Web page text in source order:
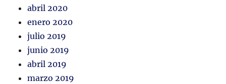
abril 2020
enero 2020
julio 2019
junio 2019
abril 2019
marzo 2019